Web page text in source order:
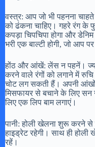
वस्त्र: आप जो भी पहनना
को ढंकना चाहिए। गहरे रंग
कपड़ा चिपचिपा होगा और
भरी एक बाल्टी होगी, जो आप
होंठ और आंखें: लेंस न पहनें।
करने वाले रंगों को लगाने में
चोट लग सकती हैं। अपनी आंखों
मिसफायर से बचाने के लिए सन
लिए एक लिप बाम लगाएं।
पानी: होली खेलना शुरू करने
हाइड्रेट रहेगी। साथ ही होली
रहें।